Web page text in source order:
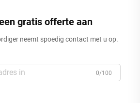
gratis offerte aan
neemt spoedig contact met u op.
0/100